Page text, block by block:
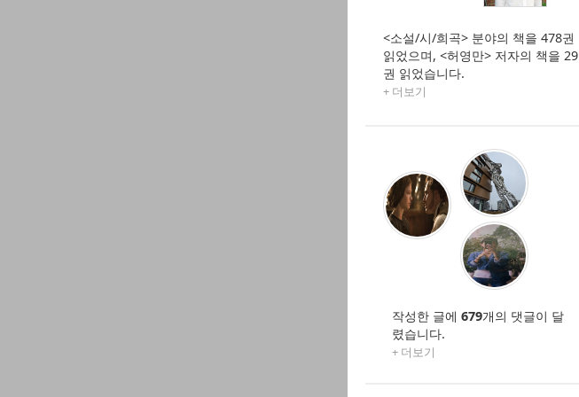
<소설/시/희곡> 분야의 책을 478권
읽었으며, <허영만> 저자의 책을 29
권 읽었습니다.
+ 더보기
작성한 글에 679개의 댓글이 달
렸습니다.
+ 더보기